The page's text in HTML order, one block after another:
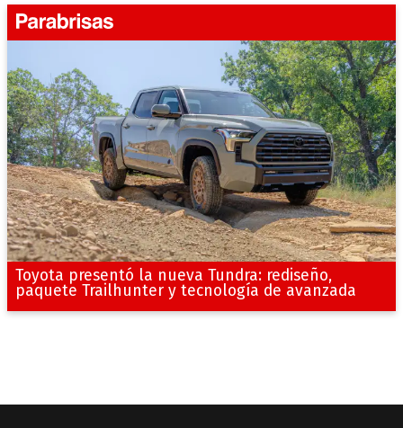
Toyota presentó la nueva Tundra: rediseño,
paquete Trailhunter y tecnología de avanzada